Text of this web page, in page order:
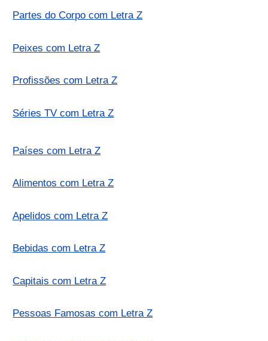
Partes do Corpo com Letra Z
Peixes com Letra Z
Profissões com Letra Z
Séries TV com Letra Z
Países com Letra Z
Alimentos com Letra Z
Apelidos com Letra Z
Bebidas com Letra Z
Capitais com Letra Z
Pessoas Famosas com Letra Z